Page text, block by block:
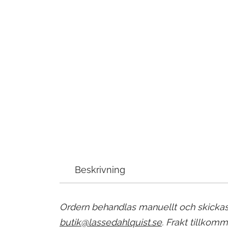
Beskrivning
Ordern behandlas manuellt och
butik@lassedahlquist.se. Frakt